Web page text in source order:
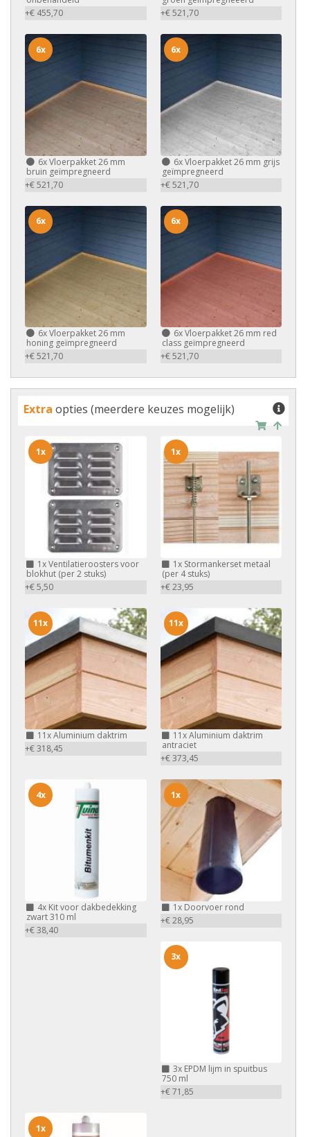
+€ 455,70
+€ 521,70
6xVloerpakket 26 mm
bruin geïmpregneerd
+€ 521,70
6x
6xVloerpakket 26 mm grijs
geïmpregneerd
+€ 521,70
6x
6xVloerpakket 26 mm
honing geïmpregneerd
+€ 521,70
6x
6xVloerpakket 26 mm red
class geïmpregneerd
+€ 521,70
6x
Extra opties (meerdere keuzes mogelijk)
1xVentilatieroosters voor
blokhut (per 2 stuks)
+€ 5,50
1x
1xStormankerset metaal
(per 4 stuks)
+€ 23,95
1x
11xAluminium daktrim
+€ 318,45
11x
11xAluminium daktrim
antraciet
+€ 373,45
11x
4x Kit voor dakbedekking
zwart 310 ml
+€ 38,40
4x
1xDoorvoer rond
+€ 28,95
1x
3xEPDM lijm in spuitbus
750 ml
+€ 71,85
3x
1x